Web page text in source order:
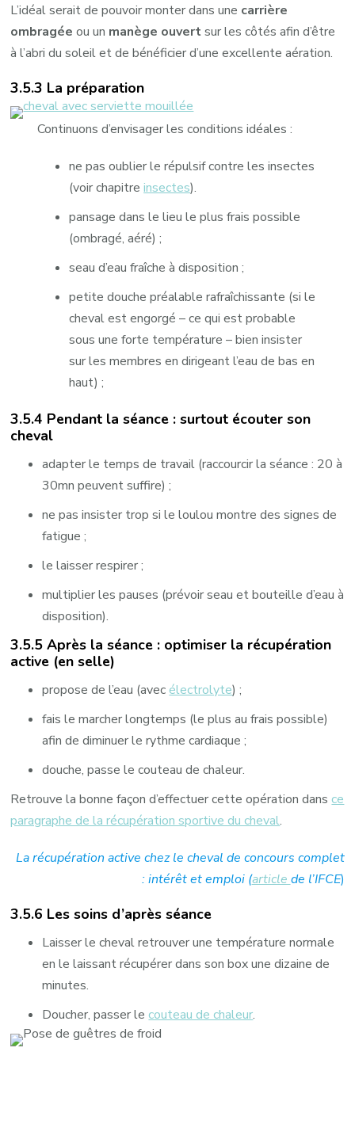
L’idéal serait de pouvoir monter dans une carrière
ombragée ou un manège ouvertsur les côtés afin d’être
à l’abri du soleil et de bénéficier d’une excellente aération.
3.5.3 La préparation
Continuons d’envisager les conditions idéales :
ne pas oublier le répulsif contre les insectes
(voir chapitreinsectes).
pansage dans le lieu le plus frais possible
(ombragé, aéré) ;
seau d’eau fraîche à disposition ;
petite douche préalable rafraîchissante (si le
cheval est engorgé – ce qui est probable
sous une forte température – bien insister
sur les membres en dirigeant l’eau de bas en
haut) ;
3.5.4 Pendant la séance : surtout écouter son
cheval
adapter le temps de travail (raccourcir la séance : 20 à
30mn peuvent suffire) ;
ne pas insister trop si le loulou montre des signes de
fatigue ;
le laisser respirer ;
multiplier les pauses (prévoir seau et bouteille d’eau à
disposition).
3.5.5 Après la séance : optimiser la récupération
active (en selle)
propose de l’eau (avec électrolyte) ;
fais le marcher longtemps (le plus au frais possible)
afin de diminuer le rythme cardiaque ;
douche, passe le couteau de chaleur.
Retrouve la bonne façon d’effectuer cette opération dansce
paragraphe de la récupération sportive du cheval.
La récupération active chez le cheval de concours complet
: intérêt et emploi (article de l’IFCE)
3.5.6 Les soins d’après séance
Laisser le cheval retrouver une température normale
en le laissant récupérer dans son box une dizaine de
minutes.
Doucher, passer lecouteau de chaleur.